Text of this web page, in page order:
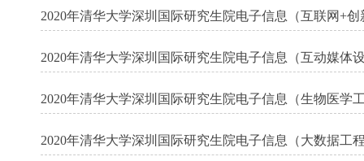
2020年清华大学深圳国际研究生院电子信息（互联网+
2020年清华大学深圳国际研究生院电子信息（互动媒体
2020年清华大学深圳国际研究生院电子信息（生物医学
2020年清华大学深圳国际研究生院电子信息（大数据工